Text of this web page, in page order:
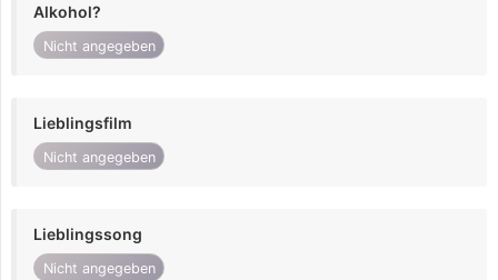
Alkohol?
Nicht angegeben
Lieblingsfilm
Nicht angegeben
Lieblingssong
Nicht angegeben